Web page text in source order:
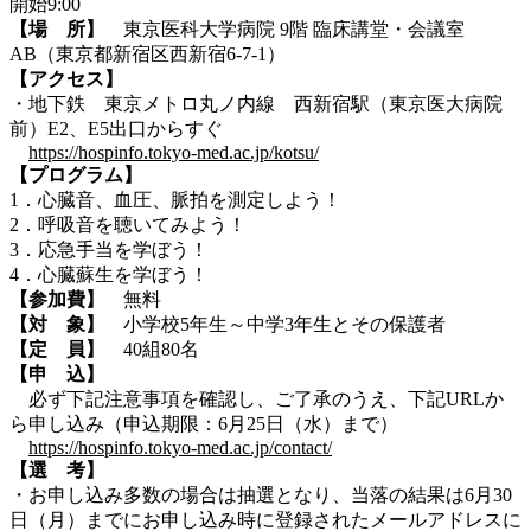
【場 所】
東京医科大学病院 9階 臨床講堂・会議室
AB（東京都新宿区西新宿6-7-1）
【アクセス】
・地下鉄 東京メトロ丸ノ内線 西新宿駅（東京医大病院
前）E2、E5出口からすぐ
https://hospinfo.tokyo-med.ac.jp/kotsu/
【プログラム】
1． 心臓音、血圧、脈拍を測定しよう！
2． 呼吸音を聴いてみよう！
3． 応急手当を学ぼう
！
4． 心臓蘇生を学ぼう！
【参加費】
無料
【対 象】
小学校5年生～中学3年生とその保護者
【定 員】
40組80名
【申 込】
必ず下記注意事項を確認し、ご了承のうえ、下記URLか
ら申し込み（申込期限：6月25日（水）まで）
https://hospinfo.tokyo-med.ac.jp/contact/
【選 考】
・お申し込み多数の場合は抽選となり、当落の結果は6月30
日（月）までにお申し込み時に登録されたメールアドレスに